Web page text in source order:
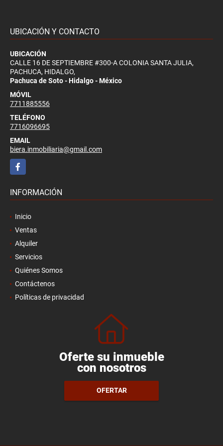
UBICACIÓN Y CONTACTO
UBICACIÓN
CALLE 16 DE SEPTIEMBRE #300-A COLONIA SANTA JULIA,
PACHUCA, HIDALGO,
Pachuca de Soto - Hidalgo - México
MÓVIL
7711885556
TELÉFONO
7716096695
EMAIL
biera.inmobiliaria@gmail.com
Facebook
INFORMACIÓN
Inicio
Ventas
Alquiler
Servicios
Quiénes Somos
Contáctenos
Políticas de privacidad
Oferte su inmueble
con nosotros
OFERTAR